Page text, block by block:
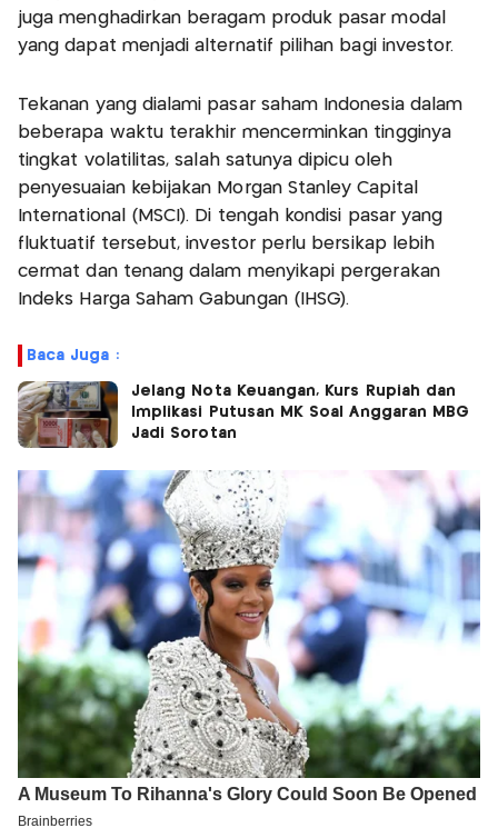
juga menghadirkan beragam produk pasar modal
yang dapat menjadi alternatif pilihan bagi investor.
Tekanan yang dialami pasar saham Indonesia dalam
beberapa waktu terakhir mencerminkan tingginya
tingkat volatilitas, salah satunya dipicu oleh
penyesuaian kebijakan Morgan Stanley Capital
International (MSCI). Di tengah kondisi pasar yang
fluktuatif tersebut, investor perlu bersikap lebih
cermat dan tenang dalam menyikapi pergerakan
Indeks Harga Saham Gabungan (IHSG).
Baca Juga :
Jelang Nota Keuangan, Kurs Rupiah dan
Implikasi Putusan MK Soal Anggaran MBG
Jadi Sorotan